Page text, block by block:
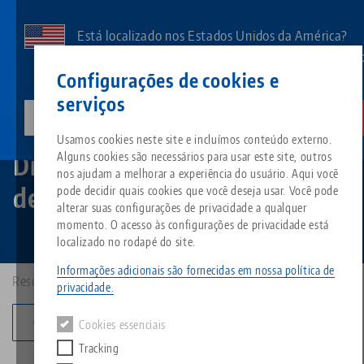
Configurações de cookies e
serviços
Usamos cookies neste site e incluímos conteúdo externo.
Alguns cookies são necessários para usar este site, outros
nos ajudam a melhorar a experiência do usuário. Aqui você
pode decidir quais cookies que você deseja usar. Você pode
alterar suas configurações de privacidade a qualquer
momento. O acesso às configurações de privacidade está
localizado no rodapé do site.
Informações adicionais são fornecidas em nossa política de
privacidade.
Cookies essenciais
Tracking
Está localizado nos Estados Unidos da América?
Aceda à nossa página dos EUA para ver o
específico do país.
lang-technik-usa.com
Tudo em uma única solução
Sistema de fixação por ponto
Grupo de
Tipos de produtos
Sobre a LANG
Filosofia
Downloads
FAQ
Blog
Notícias
Produtos correspondentes
Desculpe. Não foi possível encontrar nenhum resultado.
Ir para a página do produto
Serviços
Quicklinks
Search
Downloads
Downloads
Vídeos
Breadcrumb
Dispositivos de ponto zero
de automação
Resultados: 4
Change category